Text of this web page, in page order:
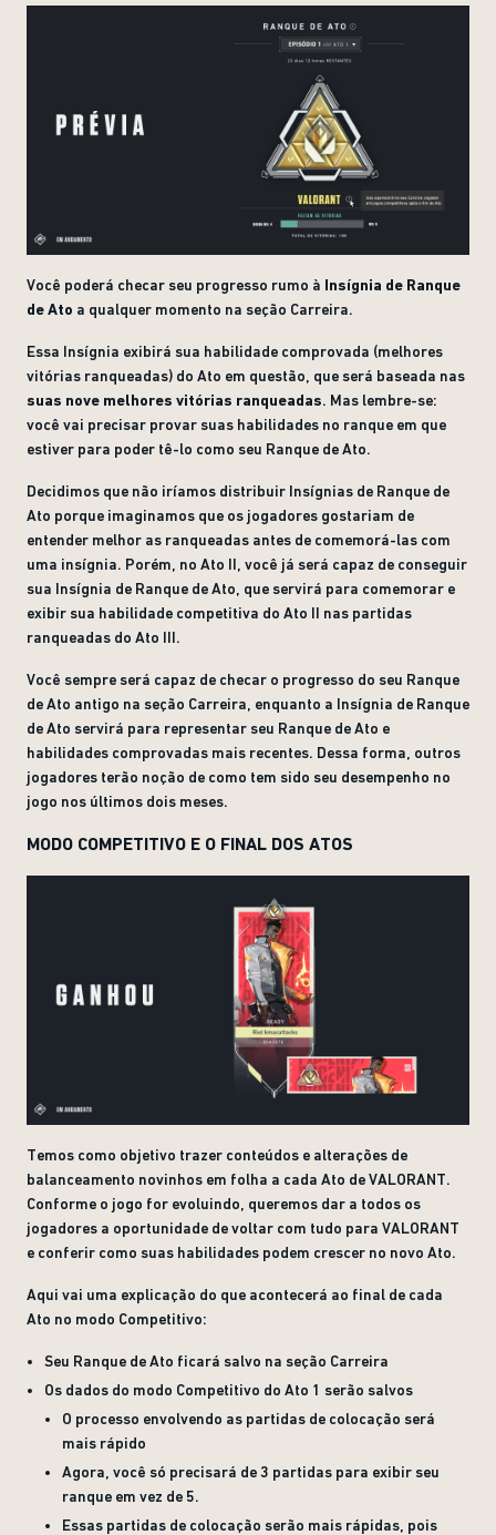
Você poderá checar seu progresso rumo à Insígnia de Ranque
de Ato a qualquer momento na seção Carreira.
Essa Insígnia exibirá sua habilidade comprovada (melhores
vitórias ranqueadas) do Ato em questão, que será baseada nas
suas nove melhores vitórias ranqueadas. Mas lembre-se:
você vai precisar provar suas habilidades no ranque em que
estiver para poder tê-lo como seu Ranque de Ato.
Decidimos que não iríamos distribuir Insígnias de Ranque de
Ato porque imaginamos que os jogadores gostariam de
entender melhor as ranqueadas antes de comemorá-las com
uma insígnia. Porém, no Ato II, você já será capaz de conseguir
sua Insígnia de Ranque de Ato, que servirá para comemorar e
exibir sua habilidade competitiva do Ato II nas partidas
ranqueadas do Ato III.
Você sempre será capaz de checar o progresso do seu Ranque
de Ato antigo na seção Carreira, enquanto a Insígnia de Ranque
de Ato servirá para representar seu Ranque de Ato e
habilidades comprovadas mais recentes. Dessa forma, outros
jogadores terão noção de como tem sido seu desempenho no
jogo nos últimos dois meses.
MODO COMPETITIVO E O FINAL DOS ATOS
Temos como objetivo trazer conteúdos e alterações de
balanceamento novinhos em folha a cada Ato de VALORANT.
Conforme o jogo for evoluindo, queremos dar a todos os
jogadores a oportunidade de voltar com tudo para VALORANT
e conferir como suas habilidades podem crescer no novo Ato.
Aqui vai uma explicação do que acontecerá ao final de cada
Ato no modo Competitivo:
Seu Ranque de Ato ficará salvo na seção Carreira
Os dados do modo Competitivo do Ato 1 serão salvos
O processo envolvendo as partidas de colocação será
mais rápido
Agora, você só precisará de 3 partidas para exibir seu
ranque em vez de 5.
Essas partidas de colocação serão mais rápidas, pois